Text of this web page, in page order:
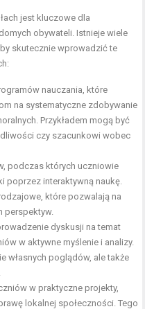
jest kluczowe dla
obywateli. Istnieje wiele
skutecznie wprowadzić te
nauczania, które
na systematyczne zdobywanie
Przykładem mogą być
czy szacunkowi wobec
podczas których uczniowie
poprzez interaktywną naukę.
które pozwalają na
perspektyw.
dyskusji na temat
w aktywne myślenie i analizy.
własnych poglądów, ale także
w praktyczne projekty,
lokalnej społeczności. Tego